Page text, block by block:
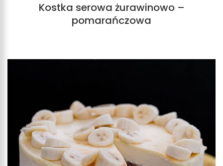
Kostka serowa żurawinowo –
pomarańczowa